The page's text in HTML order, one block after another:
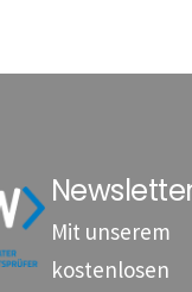
Mit unserem
kostenlosen